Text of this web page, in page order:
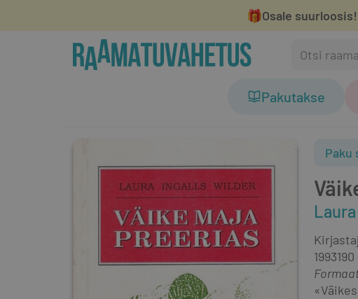
🎁Osale suurloosis!
Pakutakse
Paku
1993